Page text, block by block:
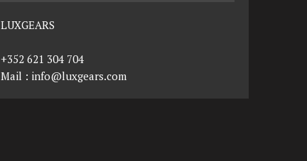
LUXGEARS
+352 621 304 704
Mail : info@luxgears.com